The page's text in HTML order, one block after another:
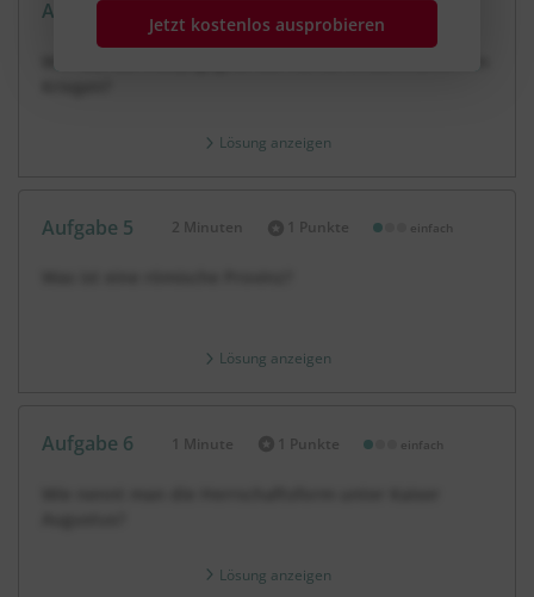
Jetzt kostenlos ausprobieren
Aufgabe 4 Dauer:
Lösung anzeigen
Aufgabe 5 Dauer:
2 Minuten 1 Punkte einfach
Lösung anzeigen
Aufgabe 6 Dauer:
1 Minute 1 Punkte einfach
Lösung anzeigen